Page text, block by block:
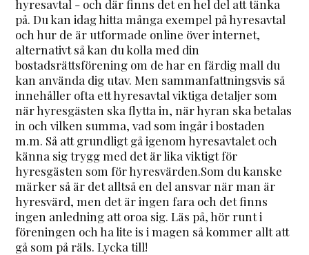
hyresavtal - och där finns det en hel del att tänka
på. Du kan idag hitta många exempel på hyresavtal
och hur de är utformade online över internet,
alternativt så kan du kolla med din
bostadsrättsförening om de har en färdig mall du
kan använda dig utav. Men sammanfattningsvis så
innehåller ofta ett hyresavtal viktiga detaljer som
när hyresgästen ska flytta in, när hyran ska betalas
in och vilken summa, vad som ingår i bostaden
m.m. Så att grundligt gå igenom hyresavtalet och
känna sig trygg med det är lika viktigt för
hyresgästen som för hyresvärden.Som du kanske
märker så är det alltså en del ansvar när man är
hyresvärd, men det är ingen fara och det finns
ingen anledning att oroa sig. Läs på, hör runt i
föreningen och ha lite is i magen så kommer allt att
gå som på räls. Lycka till!